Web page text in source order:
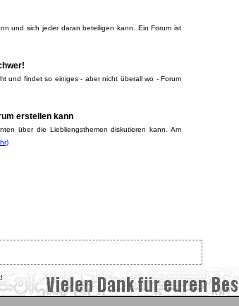
und sich jeder daran beteiligen kann. Ein Forum ist
und findet so einiges - aber nicht überall wo - Forum
erstellen kann
über die Liebliengsthemen diskutieren kann. Am